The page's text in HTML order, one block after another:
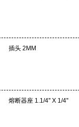
插头 2MM
熔断器座 1.1/4'' X 1/4''